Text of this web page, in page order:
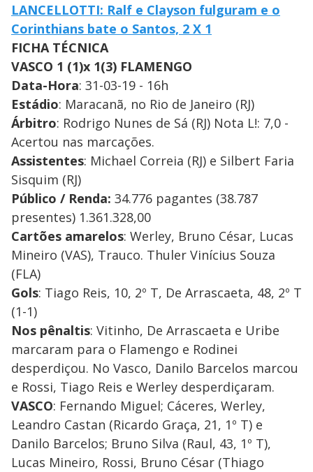
LANCELLOTTI: Ralf e Clayson fulguram e o
Corinthians bate o Santos, 2 X 1
FICHA TÉCNICA
VASCO 1 (1)x 1(3) FLAMENGO
Data-Hora: 31-03-19 - 16h
Estádio: Maracanã, no Rio de Janeiro (RJ)
Árbitro: Rodrigo Nunes de Sá (RJ) Nota L!: 7,0 -
Acertou nas marcações.
Assistentes: Michael Correia (RJ) e Silbert Faria
Sisquim (RJ)
Público / Renda: 34.776 pagantes (38.787
presentes) 1.361.328,00
Cartões amarelos: Werley, Bruno César, Lucas
Mineiro (VAS), Trauco. Thuler Vinícius Souza
(FLA)
Gols: Tiago Reis, 10, 2º T, De Arrascaeta, 48, 2º T
(1-1)
Nos pênaltis: Vitinho, De Arrascaeta e Uribe
marcaram para o Flamengo e Rodinei
desperdiçou. No Vasco, Danilo Barcelos marcou
e Rossi, Tiago Reis e Werley desperdiçaram.
VASCO: Fernando Miguel; Cáceres, Werley,
Leandro Castan (Ricardo Graça, 21, 1º T) e
Danilo Barcelos; Bruno Silva (Raul, 43, 1º T),
Lucas Mineiro, Rossi, Bruno César (Thiago